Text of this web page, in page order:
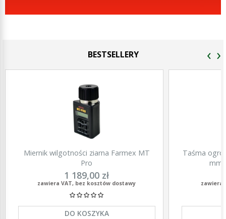
BESTSELLERY
Miernik wilgotności ziarna Farmex MT
Pro
1 189,00 zł
zawiera VAT, bez kosztów dostawy
DO KOSZYKA
Taśma
mm,
zawiera
‹ ›